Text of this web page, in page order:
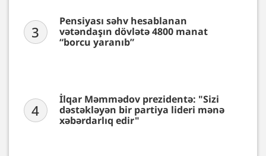
3
Pensiyası səhv hesablanan
vətəndaşın dövlətə 4800 manat
“borcu yaranıb”
4
İlqar Məmmədov prezidentə: "Sizi
dəstəkləyən bir partiya lideri mənə
xəbərdarlıq edir"